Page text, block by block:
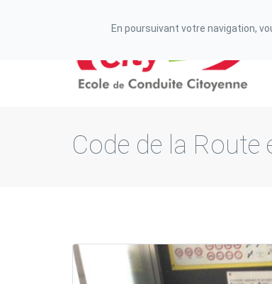
Code de la Route
En poursuivant votre navigation,